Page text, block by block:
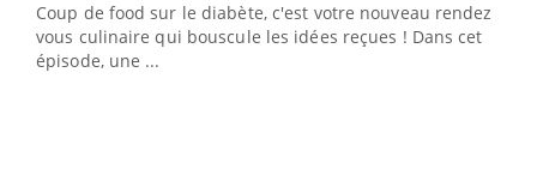
Coup de food sur le diabète, c'est votre nouveau rendez-
vous culinaire qui bouscule les idées reçues ! Dans cet
épisode, une ...